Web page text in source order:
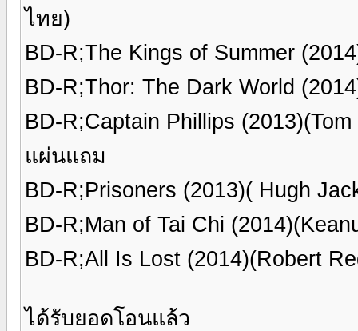
ไทย)
BD-R;The Kings of Summer
BD-R;Thor: The Dark World
BD-R;Captain Phillips
แผ่นแถม
BD-R;Prisoners (2013)( Hugh
BD-R;Man of Tai Chi
BD-R;All Is Lost (2014)(Robert
ได้รับยอดโอนแล้ว